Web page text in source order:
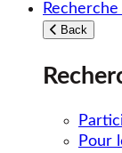
Recherche
Back
Pour